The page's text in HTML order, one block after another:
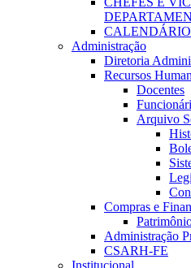
Administração
Diretoria
Recursos
Docentes
Arquivo
Compras e
Administração
CSARH-FE
Institucional